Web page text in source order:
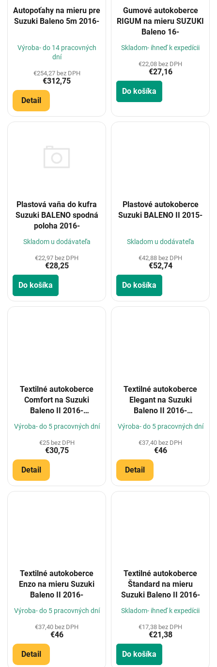
Autopoťahy na mieru pre
Suzuki Baleno 5m 2016-
Výroba- do 14 pracovných
dní
€254,27 bez DPH
€312,75
Detail
Gumové autokoberce
RIGUM na mieru SUZUKI
Baleno 16-
Skladom- ihneď k expedícii
€22,08 bez DPH
€27,16
Do košíka
Plastová vaňa do kufra
Suzuki BALENO spodná
poloha 2016-
Skladom u dodávateľa
€22,97 bez DPH
€28,25
Do košíka
Plastové autokoberce
Suzuki BALENO II 2015-
Skladom u dodávateľa
€42,88 bez DPH
€52,74
Do košíka
Textilné autokoberce
Comfort na Suzuki
Baleno II 2016-
Výroba- do 5 pracovných dní
€25 bez DPH
€30,75
Detail
Textilné autokoberce
Elegant na Suzuki
Baleno II 2016-
Výroba- do 5 pracovných dní
€37,40 bez DPH
€46
Detail
Textilné autokoberce
Enzo na mieru Suzuki
Baleno II 2016-
Výroba- do 5 pracovných dní
€37,40 bez DPH
€46
Detail
Textilné autokoberce
Štandard na mieru
Suzuki Baleno II 2016-
Skladom- ihneď k expedícii
€17,38 bez DPH
€21,38
Do košíka